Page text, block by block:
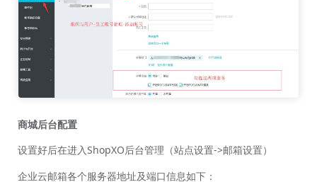
商城后台配置
设置好后在进入ShopXO后台管理（站点设置->邮箱设置）
企业云邮箱各个服务器地址及端口信息如下：